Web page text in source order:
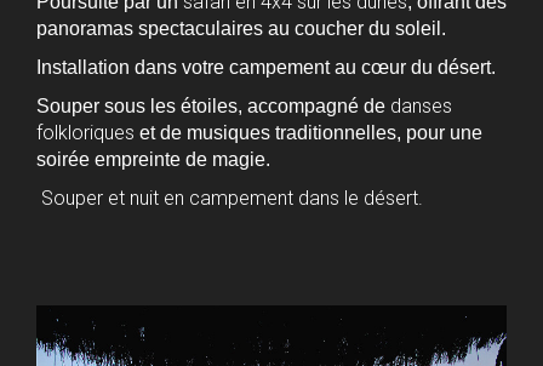
panoramas spectaculaires au coucher du soleil.
Installation dans votre campement au cœur du désert.
Souper sous les étoiles, accompagné de danses
folkloriques et de musiques traditionnelles, pour une
soirée empreinte de magie.
Souper et nuit en campement dans le désert.